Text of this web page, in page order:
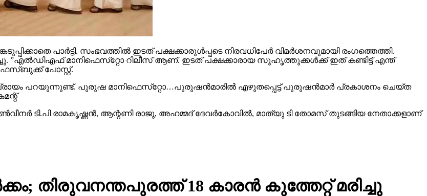
പാര്‍ട്ടി. സംഭവത്തില്‍ ഇടത് പക്ഷക്കാരുള്‍പ്പടെ നിരവധിപേര്‍ വിമര്‍ശനവുമായി രംഗത്തെത്തി.
”എല്‍ഡിഎഫ് മാനിഫെസ്‌റ്റോ റിലീസ് ആണ്. ഇടത് പക്ഷക്കാരായ സുഹൃത്തുക്കള്‍ക്ക് ഇത് കണ്ടിട്ട് എന്ത്
പോസ്റ്റ്.
പറയുന്നുണ്ട്. പുരുഷ മാനിഫെസ്‌റ്റോ…പുരുഷന്‍മാരില്‍ എഴുതപ്പെട്ട് പുരുഷന്‍മാര്‍ പ്രകാശനം ചെയ്ത
ടി.പി രാമകൃഷ്ണന്‍, ആന്റണി രാജു, അഹമ്മദ് ദേവര്‍കോവില്‍, മാത്യു ടി തോമസ് തുടങ്ങിയ നേതാക്കളാണ്
തിരുവനന്തപുരത്ത് 18 കാരന്‍ കുത്തേറ്റ് മരിച്ചു